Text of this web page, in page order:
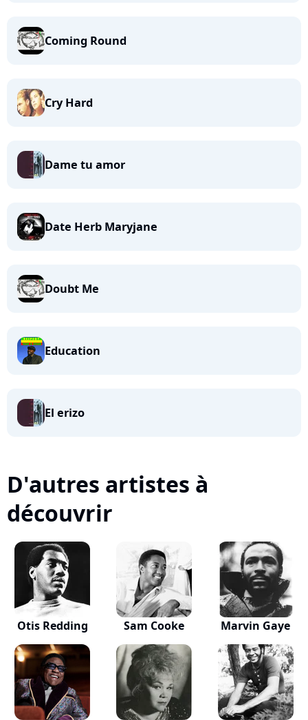
Coming Round
Cry Hard
Dame tu amor
Date Herb Maryjane
Doubt Me
Education
El erizo
D'autres artistes à
découvrir
Otis Redding Sam Cooke Marvin Gaye